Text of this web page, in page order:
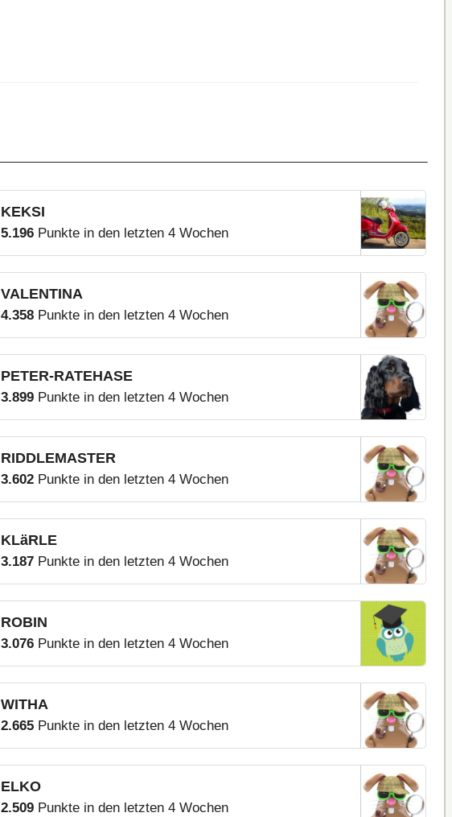
KEKSI
5.196 Punkte in den letzten 4 Wochen
VALENTINA
4.358 Punkte in den letzten 4 Wochen
PETER-RATEHASE
3.899 Punkte in den letzten 4 Wochen
RIDDLEMASTER
3.602 Punkte in den letzten 4 Wochen
KLäRLE
3.187 Punkte in den letzten 4 Wochen
ROBIN
3.076 Punkte in den letzten 4 Wochen
WITHA
2.665 Punkte in den letzten 4 Wochen
ELKO
2.509 Punkte in den letzten 4 Wochen